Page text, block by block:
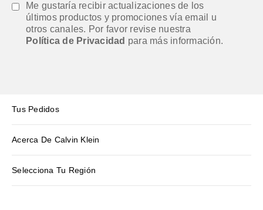
Me gustaría recibir actualizaciones de los
últimos productos y promociones vía email u
otros canales. Por favor revise nuestra
Política de Privacidad para más información.
Tus Pedidos
Acerca De Calvin Klein
Selecciona Tu Región